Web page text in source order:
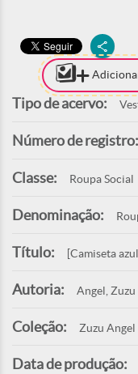
Tipo de acervo:
Número de registro:
Classe: Roupa Social
Denominação:
Título: [Camiseta
Autoria: Angel, Zuzu
Coleção: Zuzu Angel
Data de produção: